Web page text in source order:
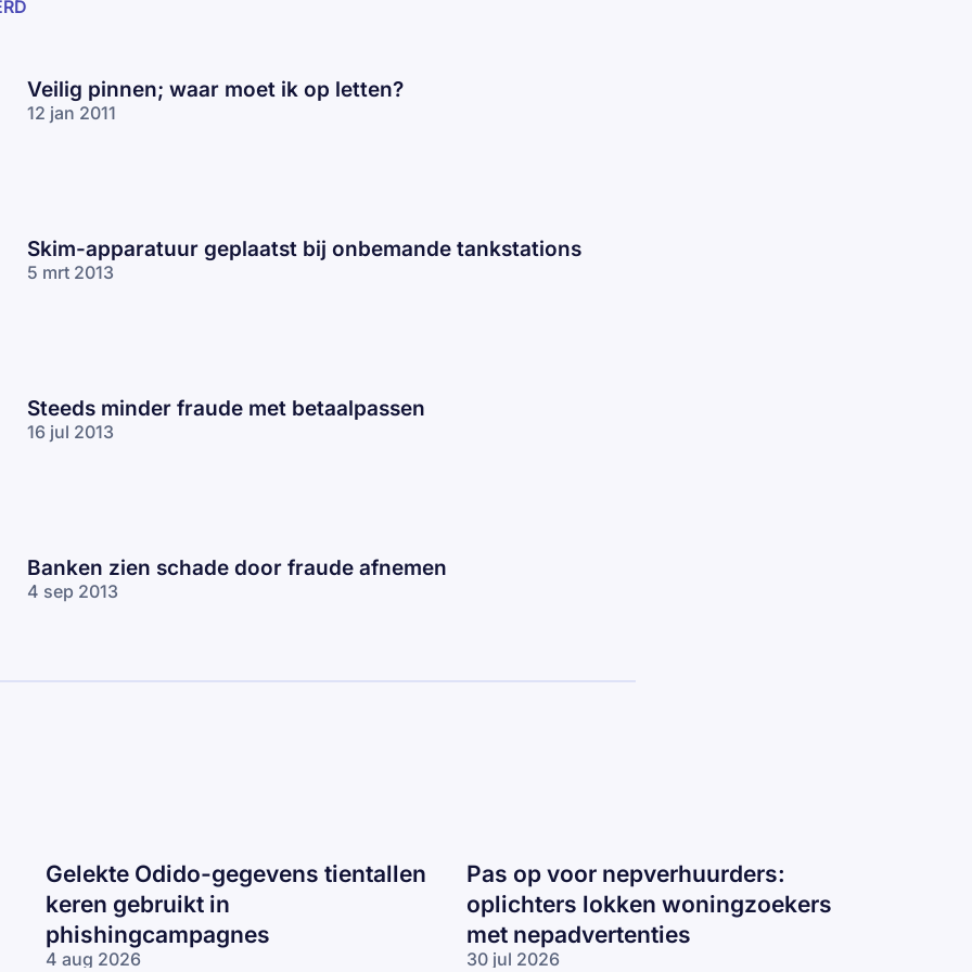
Veilig pinnen; waar moet ik op letten?
12 jan 2011
Skim-apparatuur geplaatst bij onbemande tankstations
5 mrt 2013
Steeds minder fraude met betaalpassen
16 jul 2013
Banken zien schade door fraude afnemen
4 sep 2013
Gelekte Odido-gegevens tientallen
keren gebruikt in
phishingcampagnes
4 aug 2026
Pas op voor nepverhuurders:
oplichters lokken woningzoekers
met nepadvertenties
30 jul 2026